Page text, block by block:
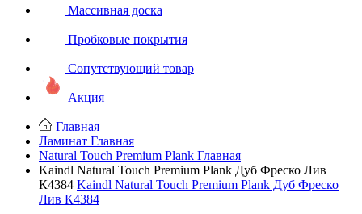
Массивная доска
Пробковые покрытия
Сопутствующий товар
Акция
Главная
Ламинат Главная
Natural Touch Premium Plank Главная
Kaindl Natural Touch Premium Plank Дуб Фреско Лив
К4384 Kaindl Natural Touch Premium Plank Дуб Фреско
Лив К4384